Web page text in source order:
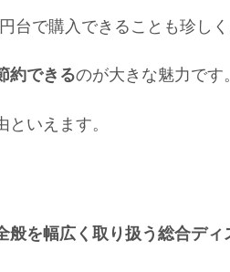
で購入できることも珍しく
約できるのが大きな魅力です。
いえます。
般を幅広く取り扱う総合デ